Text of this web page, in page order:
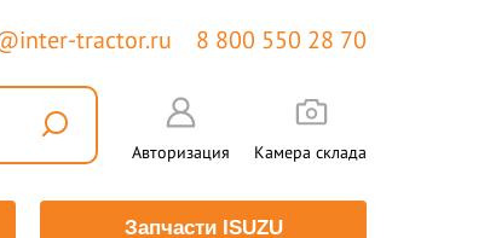
tractor.ru 8 800 550 28 70
Авторизация Камера склада
Запчасти ISUZU